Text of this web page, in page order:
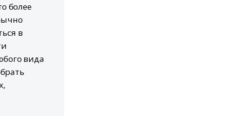
более
в
вида